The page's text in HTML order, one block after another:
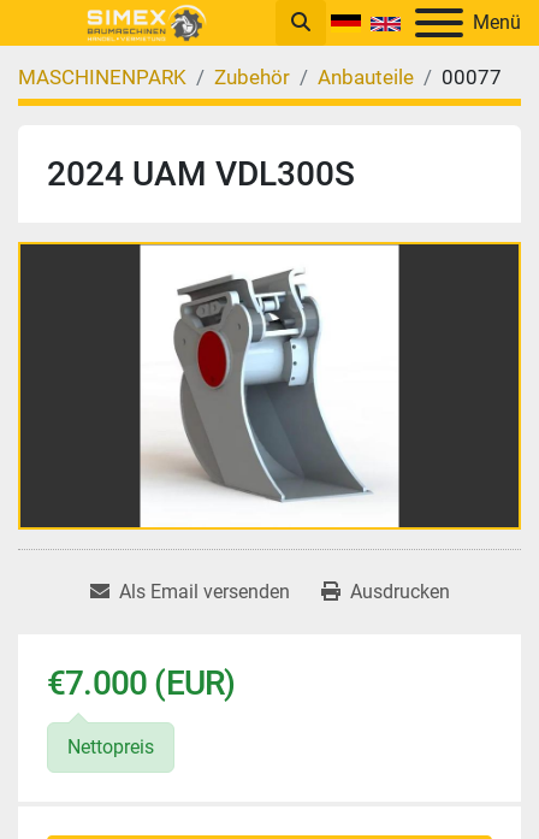
Menü
MASCHINENPARK Zubehör Anbauteile 00077
2024 UAM VDL300S
Als Email versenden Ausdrucken
€7.000 (EUR)
Nettopreis